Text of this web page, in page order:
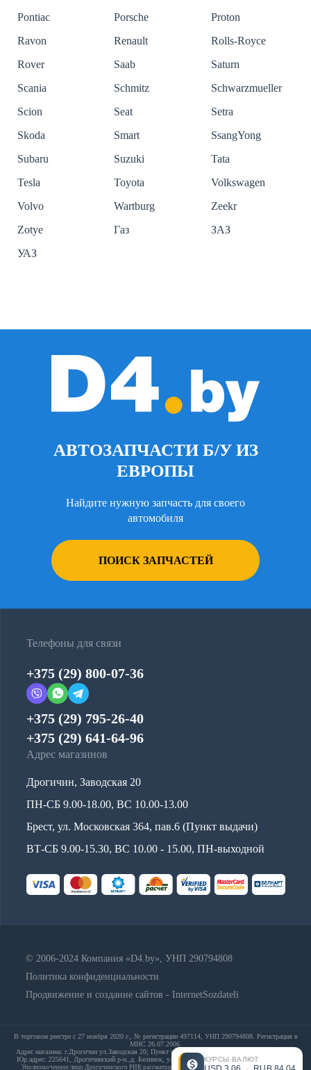
КУРСЫ ВАЛЮТ
Pontiac
Porsche
Proton
Ravon
Renault
Rolls-Royce
Rover
Saab
Saturn
Scania
Schmitz
Schwarzmueller
Scion
Seat
Setra
Skoda
Smart
SsangYong
Subaru
Suzuki
Tata
Tesla
Toyota
Volkswagen
Volvo
Wartburg
Zeekr
Zotye
Газ
ЗАЗ
УАЗ
АВТОЗАПЧАСТИ Б/У ИЗ
ЕВРОПЫ
Найдите нужную запчасть для своего
автомобиля
ПОИСК ЗАПЧАСТЕЙ
Телефоны для связи
+375 (29) 800-07-36
+375 (29) 795-26-40
+375 (29) 641-64-96
Адрес магазинов
Дрогичин, Заводская 20
ПН-СБ 9.00-18.00, ВС 10.00-13.00
Брест, ул. Московская 364, пав.6 (Пункт выдачи)
ВТ-СБ 9.00-15.30, ВС 10.00 - 15.00, ПН-выходной
© 2006-2024 Компания «D4.by», УНП 290794808
Политика конфиденциальности
Продвижение и создание сайтов - InternetSozdateli
В торговом реестре с 27 ноября 2020 г., № регистрации 497114, УНП 290794808. Регистрация в
МНС 26.07.2006.
Адрес магазина: г.Дрогичин ул.Заводская 20; Пункт выдачи: Брест, ул. Московская 364, пав.6;
Юр.адрес: 225641, Дрогичинский р-н.,д. Белинок, ул. Набережная,д. 13А; E-mail: info@d4.by
Уполномоченное лицо Дрогичинского РИК рассматривать обращения покупателя: 80164420813,